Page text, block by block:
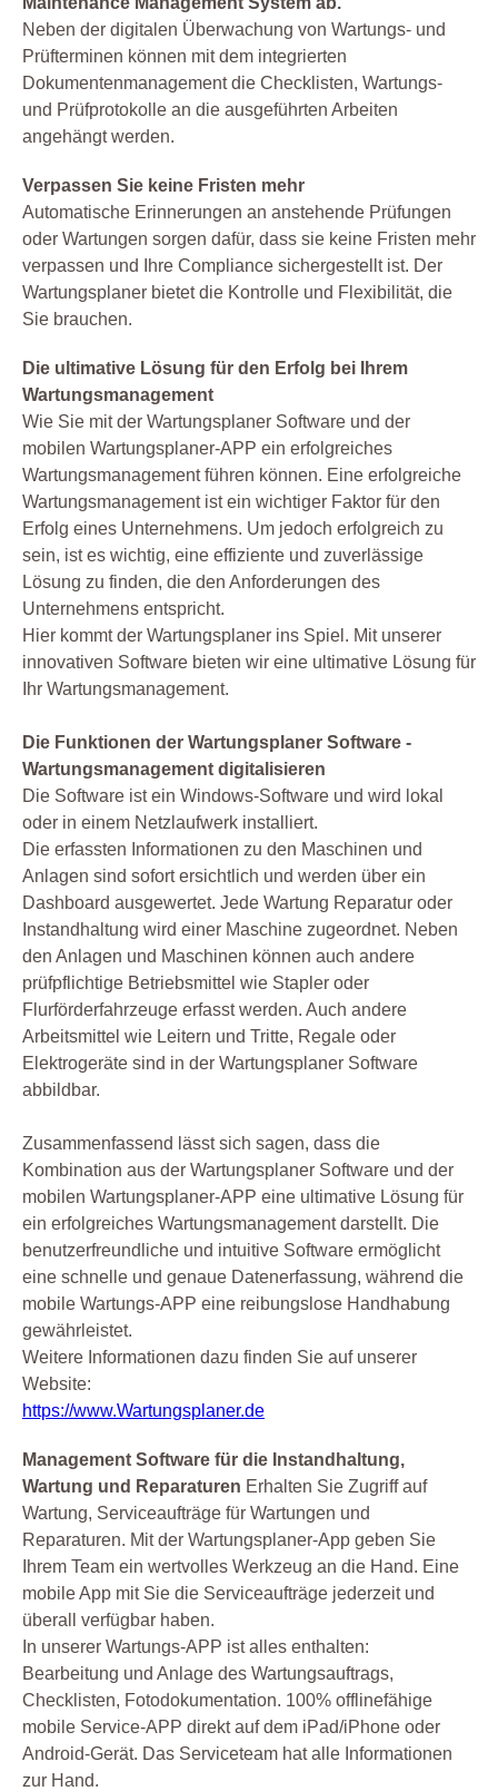
Neben der digitalen Überwachung von Wartungs- und
Prüfterminen können mit dem integrierten
Dokumentenmanagement die Checklisten, Wartungs-
und Prüfprotokolle an die ausgeführten Arbeiten
angehängt werden.
Verpassen Sie keine Fristen mehr
Automatische Erinnerungen an anstehende Prüfungen
oder Wartungen sorgen dafür, dass sie keine Fristen mehr
verpassen und Ihre Compliance sichergestellt ist. Der
Wartungsplaner bietet die Kontrolle und Flexibilität, die
Sie brauchen.
Die ultimative Lösung für den Erfolg bei Ihrem
Wartungsmanagement
Wie Sie mit der Wartungsplaner Software und der
mobilen Wartungsplaner-APP ein erfolgreiches
Wartungsmanagement führen können. Eine erfolgreiche
Wartungsmanagement ist ein wichtiger Faktor für den
Erfolg eines Unternehmens. Um jedoch erfolgreich zu
sein, ist es wichtig, eine effiziente und zuverlässige
Lösung zu finden, die den Anforderungen des
Unternehmens entspricht.
Hier kommt der Wartungsplaner ins Spiel. Mit unserer
innovativen Software bieten wir eine ultimative Lösung für
Ihr Wartungsmanagement.
Die Funktionen der Wartungsplaner Software -
Wartungsmanagement digitalisieren
Die Software ist ein Windows-Software und wird lokal
oder in einem Netzlaufwerk installiert.
Die erfassten Informationen zu den Maschinen und
Anlagen sind sofort ersichtlich und werden über ein
Dashboard ausgewertet. Jede Wartung Reparatur oder
Instandhaltung wird einer Maschine zugeordnet. Neben
den Anlagen und Maschinen können auch andere
prüfpflichtige Betriebsmittel wie Stapler oder
Flurförderfahrzeuge erfasst werden. Auch andere
Arbeitsmittel wie Leitern und Tritte, Regale oder
Elektrogeräte sind in der Wartungsplaner Software
abbildbar.
Zusammenfassend lässt sich sagen, dass die
Kombination aus der Wartungsplaner Software und der
mobilen Wartungsplaner-APP eine ultimative Lösung für
ein erfolgreiches Wartungsmanagement darstellt. Die
benutzerfreundliche und intuitive Software ermöglicht
eine schnelle und genaue Datenerfassung, während die
mobile Wartungs-APP eine reibungslose Handhabung
gewährleistet.
Weitere Informationen dazu finden Sie auf unserer
Website:
https://www.Wartungsplaner.de
Management Software für die Instandhaltung,
Wartung und Reparaturen Erhalten Sie Zugriff auf
Wartung, Serviceaufträge für Wartungen und
Reparaturen. Mit der Wartungsplaner-App geben Sie
Ihrem Team ein wertvolles Werkzeug an die Hand. Eine
mobile App mit Sie die Serviceaufträge jederzeit und
überall verfügbar haben.
In unserer Wartungs-APP ist alles enthalten:
Bearbeitung und Anlage des Wartungsauftrags,
Checklisten, Fotodokumentation. 100% offlinefähige
mobile Service-APP direkt auf dem iPad/iPhone oder
Android-Gerät. Das Serviceteam hat alle Informationen
zur Hand.